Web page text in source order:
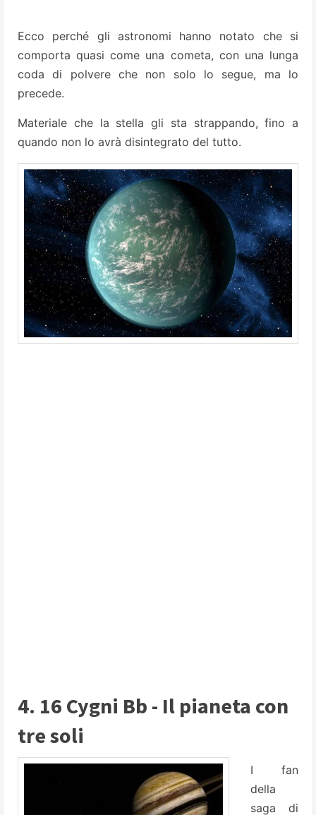
Ecco perché gli astronomi hanno notato che si
comporta quasi come una cometa, con una lunga
coda di polvere che non solo lo segue, ma lo
precede.
Materiale che la stella gli sta strappando, fino a
quando non lo avrà disintegrato del tutto.
4. 16 Cygni Bb - Il pianeta con
tre soli
I fan
della
saga di